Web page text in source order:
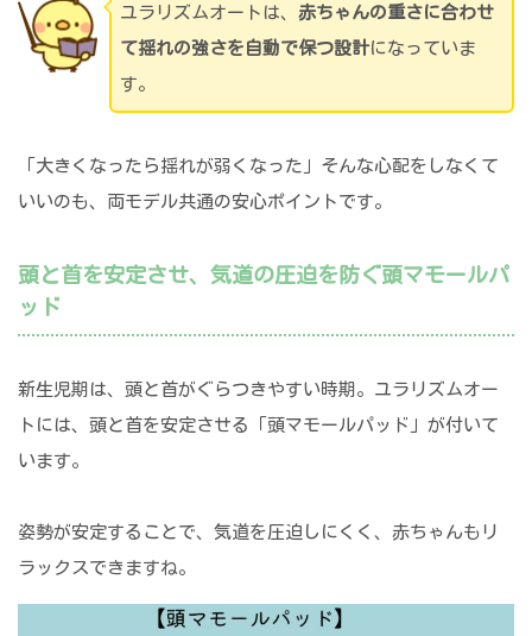
ユラリズムオートは、 赤ちゃんの重さに合わせ
て揺れの強さを自動で保つ設計になっていま
す。
「大きくなったら揺れが弱くなった」そんな心配をしなくて
いいのも、両モデル共通の安心ポイントです。
頭と首を安定させ、気道の圧迫を防ぐ頭マモールパ
ッド
新生児期は、頭と首がぐらつきやすい時期。ユラリズムオー
トには、頭と首を安定させる「頭マモールパッド」が付いて
います。
姿勢が安定することで、気道を圧迫しにくく、赤ちゃんもリ
ラックスできますね。